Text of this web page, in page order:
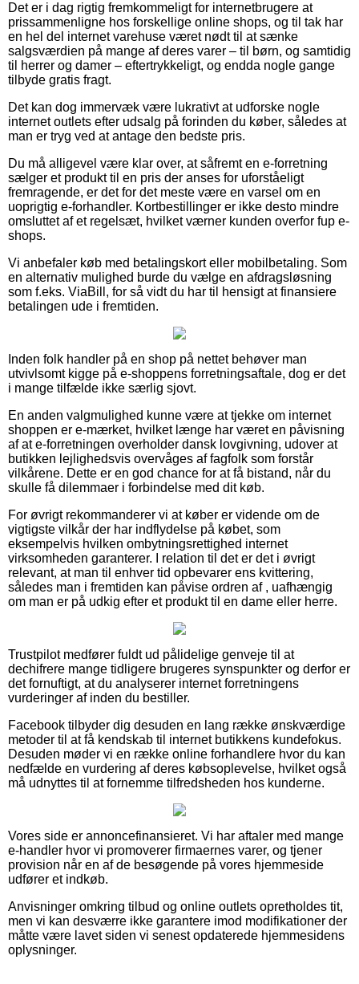
Det er i dag rigtig fremkommeligt for internetbrugere at
prissammenligne hos forskellige online shops, og til tak har
en hel del internet varehuse været nødt til at sænke
salgsværdien på mange af deres varer – til børn, og samtidig
til herrer og damer – eftertrykkeligt, og endda nogle gange
tilbyde gratis fragt.
Det kan dog immervæk være lukrativt at udforske nogle
internet outlets efter udsalg på forinden du køber, således at
man er tryg ved at antage den bedste pris.
Du må alligevel være klar over, at såfremt en e-forretning
sælger et produkt til en pris der anses for uforståeligt
fremragende, er det for det meste være en varsel om en
uoprigtig e-forhandler. Kortbestillinger er ikke desto mindre
omsluttet af et regelsæt, hvilket værner kunden overfor fup e-
shops.
Vi anbefaler køb med betalingskort eller mobilbetaling. Som
en alternativ mulighed burde du vælge en afdragsløsning
som f.eks. ViaBill, for så vidt du har til hensigt at finansiere
betalingen ude i fremtiden.
Inden folk handler på en shop på nettet behøver man
utvivlsomt kigge på e-shoppens forretningsaftale, dog er det
i mange tilfælde ikke særlig sjovt.
En anden valgmulighed kunne være at tjekke om internet
shoppen er e-mærket, hvilket længe har været en påvisning
af at e-forretningen overholder dansk lovgivning, udover at
butikken lejlighedsvis overvåges af fagfolk som forstår
vilkårene. Dette er en god chance for at få bistand, når du
skulle få dilemmaer i forbindelse med dit køb.
For øvrigt rekommanderer vi at køber er vidende om de
vigtigste vilkår der har indflydelse på købet, som
eksempelvis hvilken ombytningsrettighed internet
virksomheden garanterer. I relation til det er det i øvrigt
relevant, at man til enhver tid opbevarer ens kvittering,
således man i fremtiden kan påvise ordren af , uafhængig
om man er på udkig efter et produkt til en dame eller herre.
Trustpilot medfører fuldt ud pålidelige genveje til at
dechifrere mange tidligere brugeres synspunkter og derfor er
det fornuftigt, at du analyserer internet forretningens
vurderinger af inden du bestiller.
Facebook tilbyder dig desuden en lang række ønskværdige
metoder til at få kendskab til internet butikkens kundefokus.
Desuden møder vi en række online forhandlere hvor du kan
nedfælde en vurdering af deres købsoplevelse, hvilket også
må udnyttes til at fornemme tilfredsheden hos kunderne.
Vores side er annoncefinansieret. Vi har aftaler med mange
e-handler hvor vi promoverer firmaernes varer, og tjener
provision når en af de besøgende på vores hjemmeside
udfører et indkøb.
Anvisninger omkring tilbud og online outlets opretholdes tit,
men vi kan desværre ikke garantere imod modifikationer der
måtte være lavet siden vi senest opdaterede hjemmesidens
oplysninger.